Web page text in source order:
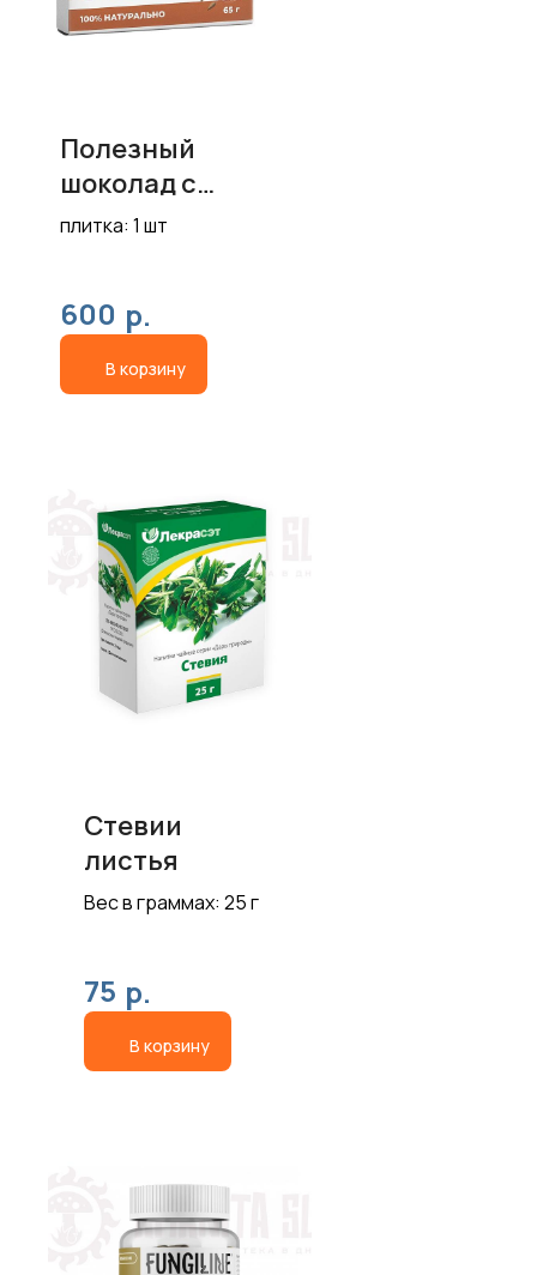
Полезный
шоколад с
Рейши
плитка: 1 шт
600 р.
В корзину
Стевии
листья
Вес в граммах: 25 г
75 р.
В корзину